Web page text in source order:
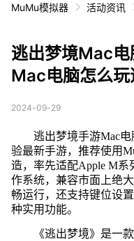
MuMu模拟器 活动资讯
逃出梦境Mac
Mac电脑怎么
2024-09-29
逃出梦境手游Mac
验最新手游，推荐使用
造，率先适配Apple M系
作系统，兼容市面上绝
畅运行，还支持键位设
种实用功能。
《逃出梦境》是一